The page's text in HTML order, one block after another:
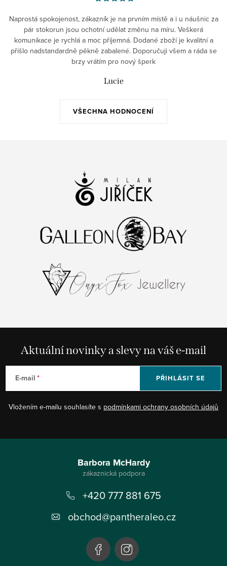
VŠECHNA HODNOCENÍ
Naprostá spokojenost, zákazník je na prvním místě a i u náušnic za
pár stokorun jsou ochotní udělat změnu na míru. Veškerá
komunikace je rychlá a moc příjemná. Dodané zboží je kvalitní a
přišlo nadstandardně pěkně zabalené. Doporučuji všem a ráda se
brzy vrátím pro nový šperk
Lucie
Aktuální novinky a slevy na váš e-mail
E-mail
Vložením e-mailu souhlasíte s podmínkami ochrany osobních údajů
PŘIHLÁSIT SE
Barbora McHardy
+420 777 881 675
obchod@pantheraleo.cz